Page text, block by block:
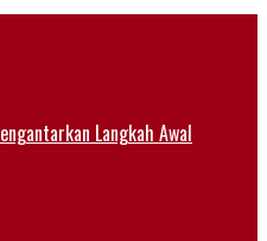
Langkah Awal